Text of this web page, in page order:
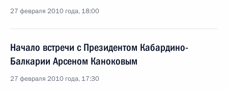
27 февраля 2010 года, 18:00
Начало встречи с Президентом Кабардино-
Балкарии Арсеном Каноковым
27 февраля 2010 года, 17:30